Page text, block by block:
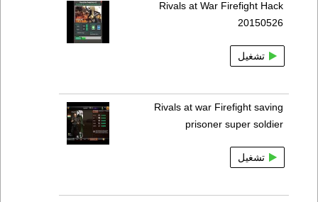
Rivals at War Firefight Hack
20150526
تشغيل
Rivals at war Firefight saving
prisoner super soldier
تشغيل